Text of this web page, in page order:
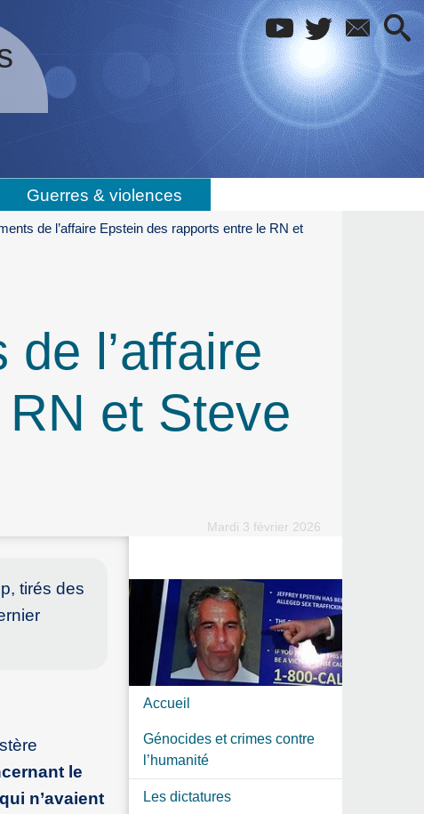
Guerres & violences
de l’affaire Epstein des rapports entre le RN et
l’affaire
et Steve
Mardi 3 février 2026
tirés des
le
n’avaient
Accueil
Génocides et crimes contre
l’humanité
Les dictatures